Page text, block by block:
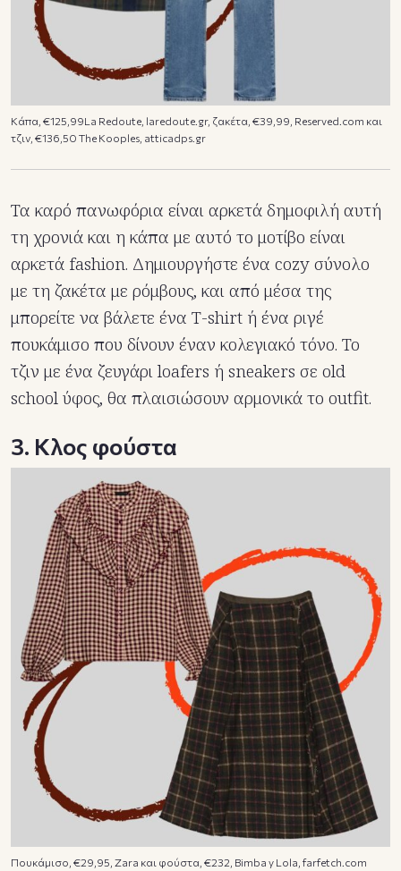
Κάπα, €125,99La Redoute, laredoute.gr, ζακέτα, €39,99, Reserved.com και
τζιν, €136,50 The Kooples, atticadps.gr
Τα καρό πανωφόρια είναι αρκετά δημοφιλή αυτή
τη χρονιά και η κάπα με αυτό το μοτίβο είναι
αρκετά fashion. Δημιουργήστε ένα cozy σύνολο
με τη ζακέτα με ρόμβους, και από μέσα της
μπορείτε να βάλετε ένα T-shirt ή ένα ριγέ
πουκάμισο που δίνουν έναν κολεγιακό τόνο. Το
τζιν με ένα ζευγάρι loafers ή sneakers σε old
school ύφος, θα πλαισιώσουν αρμονικά το outfit.
3. Κλος φούστα
Πουκάμισο, €29,95, Zara και φούστα, €232, Bimba y Lola, farfetch.com